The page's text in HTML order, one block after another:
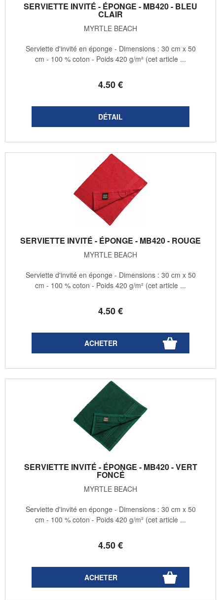
SERVIETTE INVITÉ - ÉPONGE - MB420 - BLEU
CLAIR
MYRTLE BEACH
4.50€
Serviette d'invité en éponge - Dimensions : 30 cm x 50
cm - 100 % coton - Poids 420 g/m² (cet article ...
SERVIETTE INVITÉ - ÉPONGE - MB420 - ROUGE
MYRTLE BEACH
4.50€
Serviette d'invité en éponge - Dimensions : 30 cm x 50
cm - 100 % coton - Poids 420 g/m² (cet article ...
SERVIETTE INVITÉ - ÉPONGE - MB420 - VERT
FONCÉ
MYRTLE BEACH
4.50€
Serviette d'invité en éponge - Dimensions : 30 cm x 50
cm - 100 % coton - Poids 420 g/m² (cet article ...